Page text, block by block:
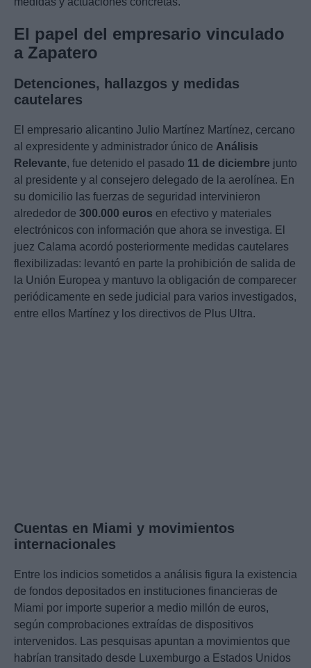
El papel del empresario vinculado
a Zapatero
Detenciones, hallazgos y medidas
cautelares
El empresario alicantino Julio Martínez Martínez, cercano
al expresidente y administrador único de Análisis
Relevante, fue detenido el pasado 11 de diciembre junto
al presidente y al consejero delegado de la aerolínea. En
su domicilio las fuerzas de seguridad intervinieron
alrededor de 300.000 euros en efectivo y materiales
electrónicos con información que ahora se investiga. El
juez Calama acordó posteriormente medidas cautelares
flexibilizadas: levantó en parte la prohibición de salida de
la Unión Europea y mantuvo la obligación de comparecer
periódicamente en sede judicial para varios investigados,
entre ellos Martínez y los directivos de Plus Ultra.
Cuentas en Miami y movimientos
internacionales
Entre los indicios sometidos a análisis figura la existencia
de fondos depositados en instituciones financieras de
Miami por importe superior a medio millón de euros,
según comprobaciones extraídas de dispositivos
intervenidos. Las pesquisas apuntan a movimientos que
habrían transitado desde Luxemburgo a Estados Unidos